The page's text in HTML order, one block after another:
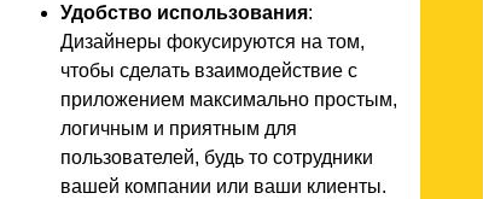
Удобство использования:
Дизайнеры фокусируются на том,
чтобы сделать взаимодействие с
приложением максимально простым,
логичным и приятным для
пользователей, будь то сотрудники
вашей компании или ваши клиенты.